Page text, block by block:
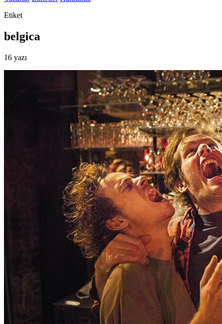
Etiket
belgica
16 yazı